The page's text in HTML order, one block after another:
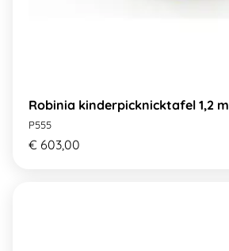
Robinia kinderpicknicktafel 1,2 m
P555
€ 603,00